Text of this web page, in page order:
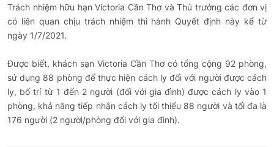
Trách nhiệm hữu hạn Victoria Cần Thơ và Thủ trưởng các đơn vị
có liên quan chịu trách nhiệm thi hành Quyết định này kể từ
ngày 1/7/2021.
Được biết, khách sạn Victoria Cần Thơ có tổng cộng 92 phòng,
sử dụng 88 phòng để thực hiện cách ly đối với người được cách
ly, bố trí từ 1 đến 2 người (đối với gia đình) được cách ly vào 1
phòng, khả năng tiếp nhận cách ly tối thiểu 88 người và tối đa là
176 người (2 người/phòng đối với gia đình).